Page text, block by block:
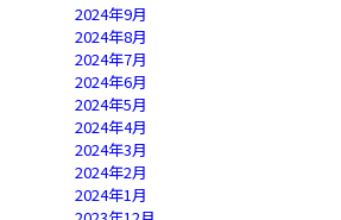
2024年9月
2024年8月
2024年7月
2024年6月
2024年5月
2024年4月
2024年3月
2024年2月
2024年1月